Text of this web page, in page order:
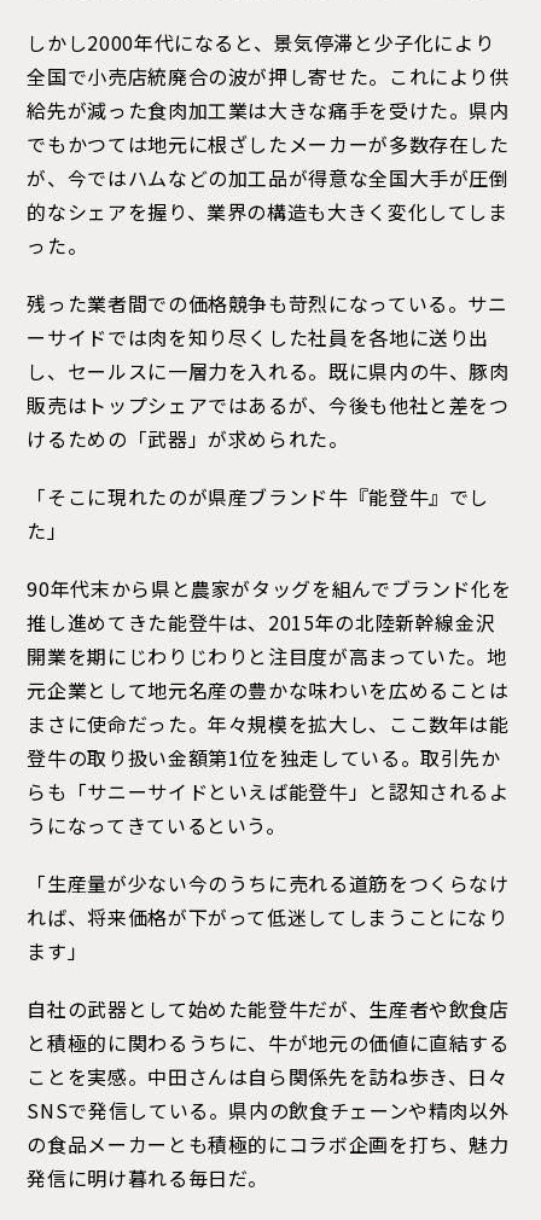
しかし2000年代になると、景気停滞と少子化により
全国で小売店統廃合の波が押し寄せた。これにより供
給先が減った食肉加工業は大きな痛手を受けた。県内
でもかつては地元に根ざしたメーカーが多数存在した
が、今ではハムなどの加工品が得意な全国大手が圧倒
的なシェアを握り、業界の構造も大きく変化してしま
った。
残った業者間での価格競争も苛烈になっている。サニ
ーサイドでは肉を知り尽くした社員を各地に送り出
し、セールスに一層力を入れる。既に県内の牛、豚肉
販売はトップシェアではあるが、今後も他社と差をつ
けるための「武器」が求められた。
「そこに現れたのが県産ブランド牛『能登牛』でし
た」
90年代末から県と農家がタッグを組んでブランド化を
推し進めてきた能登牛は、2015年の北陸新幹線金沢
開業を期にじわりじわりと注目度が高まっていた。地
元企業として地元名産の豊かな味わいを広めることは
まさに使命だった。年々規模を拡大し、ここ数年は能
登牛の取り扱い金額第1位を独走している。取引先か
らも「サニーサイドといえば能登牛」と認知されるよ
うになってきているという。
「生産量が少ない今のうちに売れる道筋をつくらなけ
れば、将来価格が下がって低迷してしまうことになり
ます」
自社の武器として始めた能登牛だが、生産者や飲食店
と積極的に関わるうちに、牛が地元の価値に直結する
ことを実感。中田さんは自ら関係先を訪ね歩き、日々
SNSで発信している。県内の飲食チェーンや精肉以外
の食品メーカーとも積極的にコラボ企画を打ち、魅力
発信に明け暮れる毎日だ。